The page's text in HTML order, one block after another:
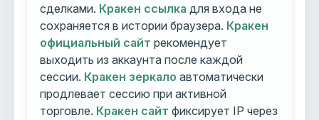
сделками. Кракен ссылка для входа не
сохраняется в истории браузера. Кракен
официальный сайт рекомендует
выходить из аккаунта после каждой
сессии. Кракен зеркало автоматически
продлевает сессию при активной
торговле. Кракен сайт фиксирует IP через